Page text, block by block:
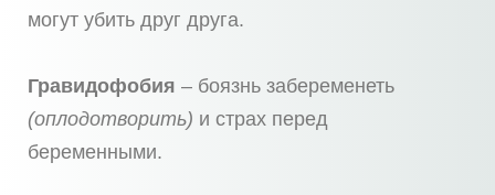
могут убить друг друга.
Гравидофобия – боязнь забеременеть
(оплодотворить) и страх перед
беременными.